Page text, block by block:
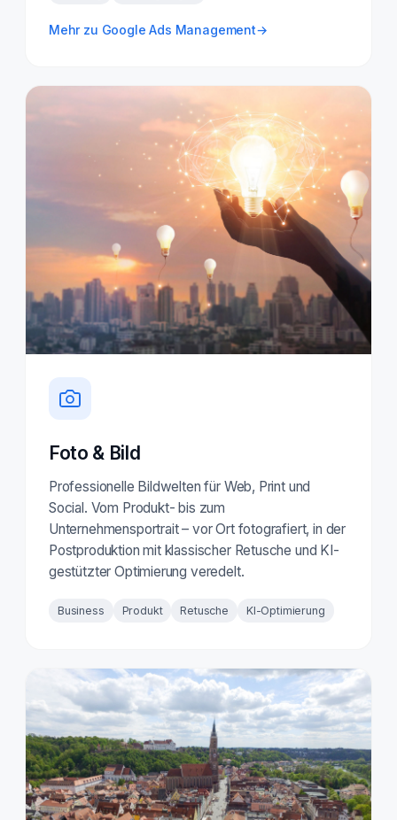
Mehr zu Google Ads Management→
Foto & Bild
Professionelle Bildwelten für Web, Print und
Social. Vom Produkt- bis zum
Unternehmensportrait – vor Ort fotografiert, in der
Postproduktion mit klassischer Retusche und KI-
gestützter Optimierung veredelt.
Business Produkt Retusche KI-Optimierung